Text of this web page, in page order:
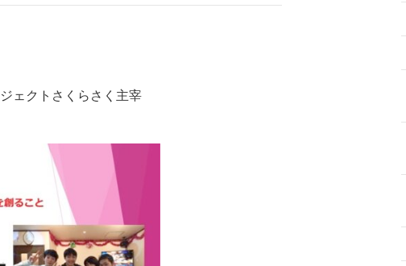
ェクトさくらさく主宰